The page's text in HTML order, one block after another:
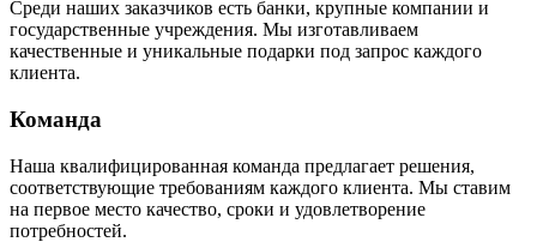
Среди наших заказчиков есть банки, крупные компании и
государственные учреждения. Мы изготавливаем
качественные и уникальные подарки под запрос каждого
клиента.
Команда
Наша квалифицированная команда предлагает решения,
соответствующие требованиям каждого клиента. Мы ставим
на первое место качество, сроки и удовлетворение
потребностей.